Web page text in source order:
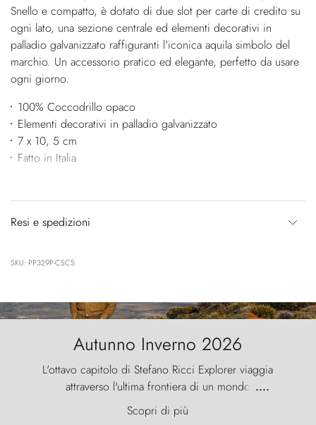
Snello e compatto, è dotato di due slot per carte di credito su
ogni lato, una sezione centrale ed elementi decorativi in
palladio galvanizzato raffiguranti l'iconica aquila simbolo del
marchio. Un accessorio pratico ed elegante, perfetto da usare
ogni giorno.
100% Coccodrillo opaco
Elementi decorativi in palladio galvanizzato
7 x 10, 5 cm
Fatto in Italia
Resi e spedizioni
SKU: PP329P-CSCS
Autunno Inverno 2026
L'ottavo capitolo di Stefano Ricci Explorer viaggia
attraverso l'ultima frontiera di un mondo
primordiale, dove il vento scolpisce la natura con
furia ancestrale e le Torres del Paine sfidano il
....
Scopri di più